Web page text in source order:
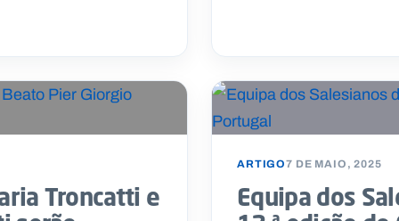
Troncatti e
ARTIGO7 DE MAIO, 2025
Equipa dos